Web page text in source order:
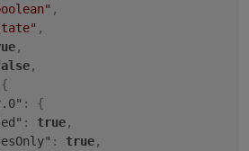
1636,
1636,
"system.user.admin",
,
,
,
,
{
:
{
: true,
: true,